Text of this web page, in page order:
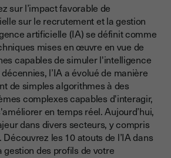
pour le recruteur
tâches répétitives : gain de temps et
la qualité des candidatures
liés au recrutement
marque employeur
pour les candidats
de l'expérience candidat
sur l’impact favorable de
sur le recrutement et la gestion
artificielle (IA) se définit comme
mises en œuvre en vue de
capables de simuler l'intelligence
l’IA a évolué de manière
de simples algorithmes à des
complexes capables d'interagir,
en temps réel. Aujourd’hui,
dans divers secteurs, y compris
les 10 atouts de l’IA dans
des profils de votre